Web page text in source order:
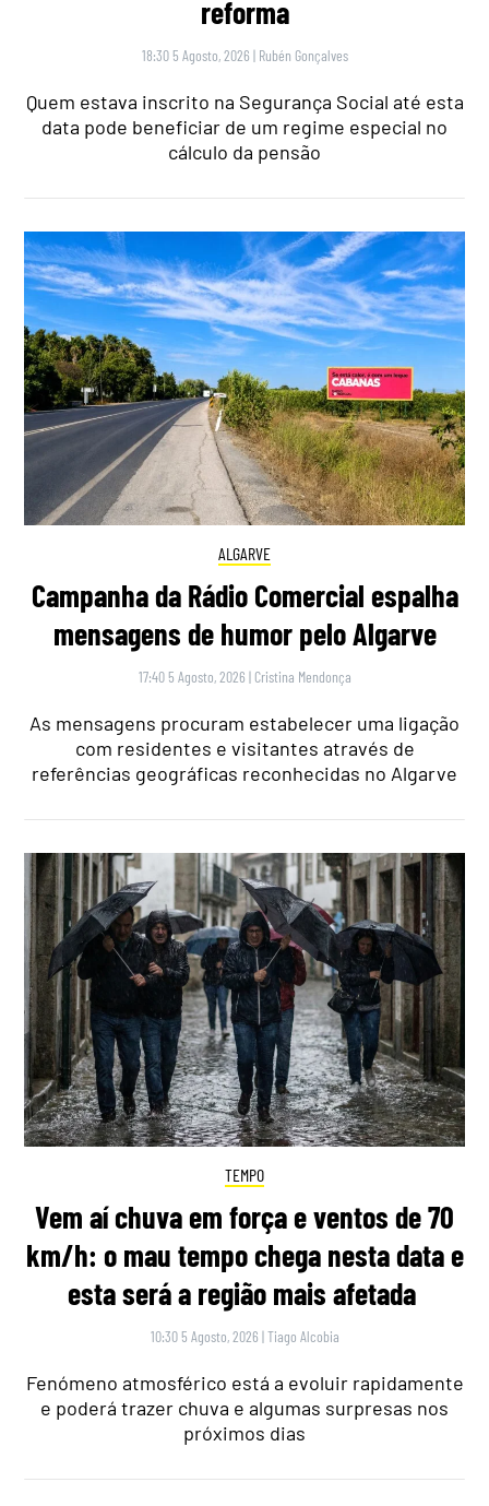
reforma
18:30 5 Agosto, 2026 | Rubén Gonçalves
Quem estava inscrito na Segurança Social até esta
data pode beneficiar de um regime especial no
cálculo da pensão
ALGARVE
Campanha da Rádio Comercial espalha
mensagens de humor pelo Algarve
17:40 5 Agosto, 2026 | Cristina Mendonça
As mensagens procuram estabelecer uma ligação
com residentes e visitantes através de
referências geográficas reconhecidas no Algarve
TEMPO
Vem aí chuva em força e ventos de 70
km/h: o mau tempo chega nesta data e
esta será a região mais afetada
10:30 5 Agosto, 2026 |Tiago Alcobia
Fenómeno atmosférico está a evoluir rapidamente
e poderá trazer chuva e algumas surpresas nos
próximos dias